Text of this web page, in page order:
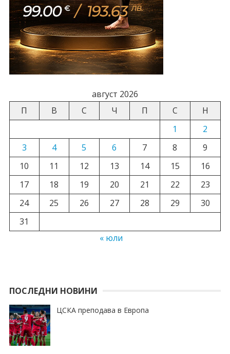
август 2026
П
В С Ч П С
Н
1
2
3
4 5 6 7 8
9
10
11 12 13 14 15
16
17
18 19 20 21 22
23
24
25 26 27 28 29
30
31
« юли
ПОСЛЕДНИ НОВИНИ
ЦСКА преподава в Европа